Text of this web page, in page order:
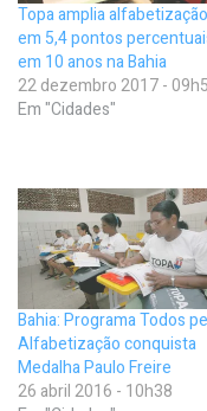
Topa amplia alfabetização
em 5,4 pontos
em 10 anos na Bahia
22 dezembro 2017 -
Em "Cidades"
Bahia: Programa Todos
Alfabetização conquista
Medalha Paulo Freire
26 abril 2016 - 10h38